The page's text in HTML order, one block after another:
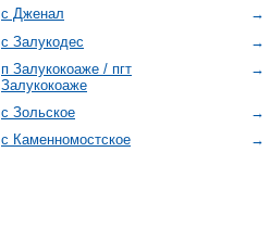
→
с Дженал
→
с Залукодес
→
п Залукокоаже / пгт
Залукокоаже
→
с Зольское
→
с Каменномостское